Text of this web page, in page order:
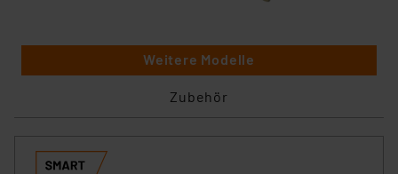
Weitere Modelle
Zubehör